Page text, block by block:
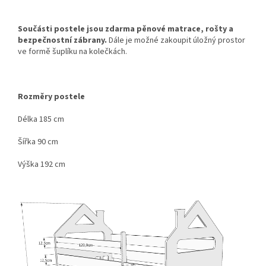
Součásti postele jsou zdarma pěnové matrace, rošty a
bezpečnostní zábrany. Dále je možné zakoupit úložný prostor
ve formě šuplíku na kolečkách.
Rozměry postele
Délka 185 cm
Šířka 90 cm
Výška 192 cm